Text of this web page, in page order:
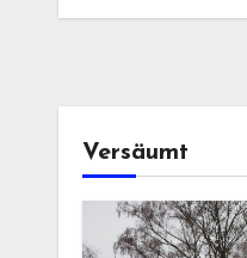
Versäumt